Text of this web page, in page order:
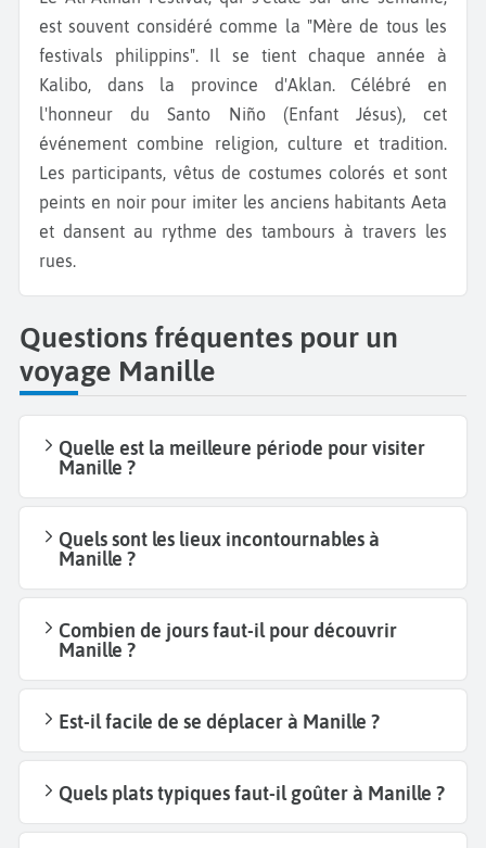
est souvent considéré comme la "Mère de tous les
festivals philippins". Il se tient chaque année à
Kalibo, dans la province d'Aklan. Célébré en
l'honneur du Santo Niño (Enfant Jésus), cet
événement combine religion, culture et tradition.
Les participants, vêtus de costumes colorés et sont
peints en noir pour imiter les anciens habitants Aeta
et dansent au rythme des tambours à travers les
rues.
Questions fréquentes pour un
voyage Manille
Quelle est la meilleure période pour visiter
Manille ?
Quels sont les lieux incontournables à
Manille ?
Combien de jours faut-il pour découvrir
Manille ?
Est-il facile de se déplacer à Manille ?
Quels plats typiques faut-il goûter à Manille ?